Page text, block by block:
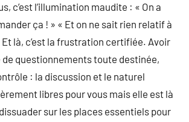
c’est l’illumination maudite : « On a
ça ! » « Et on ne sait rien relatif à
Et là, c’est la frustration certifiée. Avoir
questionnements toute destinée,
: la discussion et le naturel
libres pour vous mais elle est là
dissuader sur les places essentiels pour